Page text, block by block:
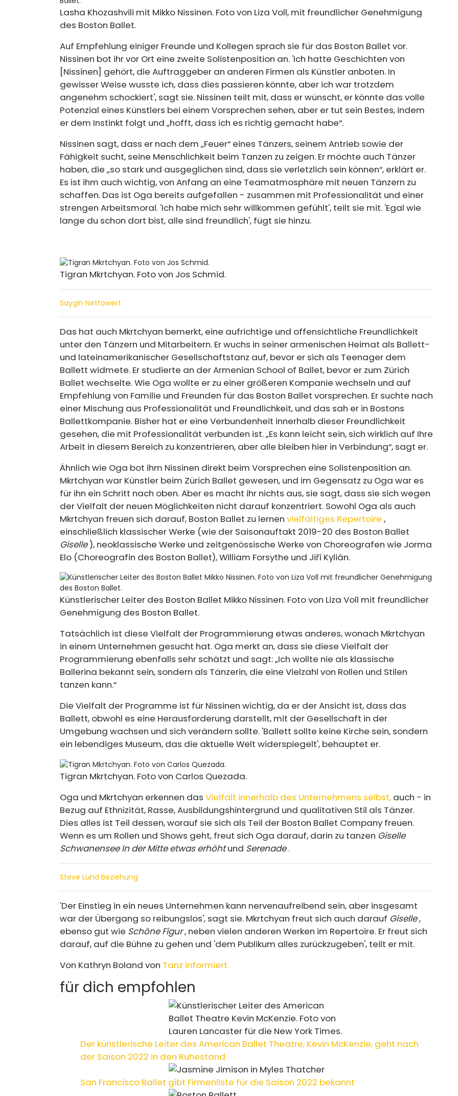
Lasha Khozashvili mit Mikko Nissinen. Foto von Liza Voll, mit freundlicher Genehmigung
des Boston Ballet.
Auf Empfehlung einiger Freunde und Kollegen sprach sie für das Boston Ballet vor.
Nissinen bot ihr vor Ort eine zweite Solistenposition an. 'Ich hatte Geschichten von
[Nissinen] gehört, die Auftraggeber an anderen Firmen als Künstler anboten. In
gewisser Weise wusste ich, dass dies passieren könnte, aber ich war trotzdem
angenehm schockiert', sagt sie. Nissinen teilt mit, dass er wünscht, er könnte das volle
Potenzial eines Künstlers bei einem Vorsprechen sehen, aber er tut sein Bestes, indem
er dem Instinkt folgt und „hofft, dass ich es richtig gemacht habe“.
Nissinen sagt, dass er nach dem „Feuer“ eines Tänzers, seinem Antrieb sowie der
Fähigkeit sucht, seine Menschlichkeit beim Tanzen zu zeigen. Er möchte auch Tänzer
haben, die „so stark und ausgeglichen sind, dass sie verletzlich sein können“, erklärt er.
Es ist ihm auch wichtig, von Anfang an eine Teamatmosphäre mit neuen Tänzern zu
schaffen. Das ist Oga bereits aufgefallen - zusammen mit Professionalität und einer
strengen Arbeitsmoral. 'Ich habe mich sehr willkommen gefühlt', teilt sie mit. 'Egal wie
lange du schon dort bist, alle sind freundlich', fügt sie hinzu.
Tigran Mkrtchyan. Foto von Jos Schmid.
Saygin Nettowert
Das hat auch Mkrtchyan bemerkt, eine aufrichtige und offensichtliche Freundlichkeit
unter den Tänzern und Mitarbeitern. Er wuchs in seiner armenischen Heimat als Ballett-
und lateinamerikanischer Gesellschaftstanz auf, bevor er sich als Teenager dem
Ballett widmete. Er studierte an der Armenian School of Ballet, bevor er zum Zürich
Ballet wechselte. Wie Oga wollte er zu einer größeren Kompanie wechseln und auf
Empfehlung von Familie und Freunden für das Boston Ballet vorsprechen. Er suchte nach
einer Mischung aus Professionalität und Freundlichkeit, und das sah er in Bostons
Ballettkompanie. Bisher hat er eine Verbundenheit innerhalb dieser Freundlichkeit
gesehen, die mit Professionalität verbunden ist. „Es kann leicht sein, sich wirklich auf Ihre
Arbeit in diesem Bereich zu konzentrieren, aber alle bleiben hier in Verbindung“, sagt er.
Ähnlich wie Oga bot ihm Nissinen direkt beim Vorsprechen eine Solistenposition an.
Mkrtchyan war Künstler beim Zürich Ballet gewesen, und im Gegensatz zu Oga war es
für ihn ein Schritt nach oben. Aber es macht ihr nichts aus, sie sagt, dass sie sich wegen
der Vielfalt der neuen Möglichkeiten nicht darauf konzentriert. Sowohl Oga als auch
Mkrtchyan freuen sich darauf, Boston Ballet zu lernen vielfältiges Repertoire ,
einschließlich klassischer Werke (wie der Saisonauftakt 2019-20 des Boston Ballet
Giselle), neoklassische Werke und zeitgenössische Werke von Choreografen wie Jorma
Elo (Choreografin des Boston Ballet), William Forsythe und Jiří Kylián.
Künstlerischer Leiter des Boston Ballet Mikko Nissinen. Foto von Liza Voll mit freundlicher
Genehmigung des Boston Ballet.
Tatsächlich ist diese Vielfalt der Programmierung etwas anderes, wonach Mkrtchyan
in einem Unternehmen gesucht hat. Oga merkt an, dass sie diese Vielfalt der
Programmierung ebenfalls sehr schätzt und sagt: „Ich wollte nie als klassische
Ballerina bekannt sein, sondern als Tänzerin, die eine Vielzahl von Rollen und Stilen
tanzen kann.“
Die Vielfalt der Programme ist für Nissinen wichtig, da er der Ansicht ist, dass das
Ballett, obwohl es eine Herausforderung darstellt, mit der Gesellschaft in der
Umgebung wachsen und sich verändern sollte. 'Ballett sollte keine Kirche sein, sondern
ein lebendiges Museum, das die aktuelle Welt widerspiegelt', behauptet er.
Tigran Mkrtchyan. Foto von Carlos Quezada.
Oga und Mkrtchyan erkennen das Vielfalt innerhalb des Unternehmens selbst, auch - in
Bezug auf Ethnizität, Rasse, Ausbildungshintergrund und qualitativen Stil als Tänzer.
Dies alles ist Teil dessen, worauf sie sich als Teil der Boston Ballet Company freuen.
Wenn es um Rollen und Shows geht, freut sich Oga darauf, darin zu tanzen Giselle
Schwanensee In der Mitte etwas erhöhtund Serenade.
Steve Lund Beziehung
'Der Einstieg in ein neues Unternehmen kann nervenaufreibend sein, aber insgesamt
war der Übergang so reibungslos', sagt sie. Mkrtchyan freut sich auch darauf Giselle,
ebenso gut wie Schöne Figur, neben vielen anderen Werken im Repertoire. Er freut sich
darauf, auf die Bühne zu gehen und 'dem Publikum alles zurückzugeben', teilt er mit.
Von Kathryn Boland von Tanz informiert.
für dich empfohlen
Der künstlerische Leiter des American Ballet Theatre, Kevin McKenzie, geht nach
der Saison 2022 in den Ruhestand
San Francisco Ballet gibt Firmenliste für die Saison 2022 bekannt